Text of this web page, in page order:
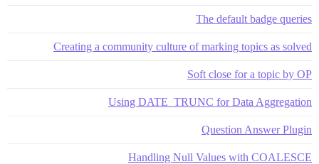
The default badge queries
Creating a community culture of marking topics as solved
Soft close for a topic by OP
Using DATE_TRUNC for Data Aggregation
Question Answer Plugin
Handling Null Values with COALESCE